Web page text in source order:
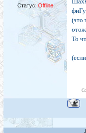
Статус: Offline
(это
То